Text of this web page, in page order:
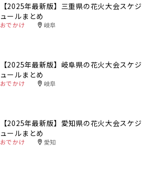
【2025年最新版】三重県の花火大会スケジ
ュールまとめ
おでかけ 岐阜
【2025年最新版】岐阜県の花火大会スケジ
ュールまとめ
おでかけ 岐阜
【2025年最新版】愛知県の花火大会スケジ
ュールまとめ
おでかけ 愛知